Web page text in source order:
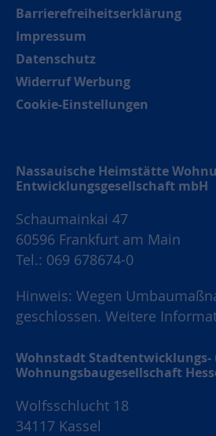
Barrierefreiheitserklärung
Impressum
Datenschutz
Widerruf Werbung
Cookie-Einstellungen
Nassauische Heimstätte
Entwicklungsgesellschaft mbH
Schaumainkai 47
60596 Frankfurt am Main
Tel.: 069 678674-0
Hinweis: Wegen
geschlossen. Weitere
Wohnstadt Stadtentwicklungs-
Wohnungsbaugesellschaft
Wolfsschlucht 18
34117 Kassel